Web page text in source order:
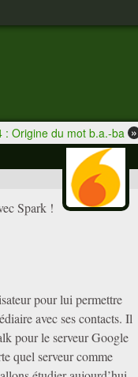
: Origine du mot b.a.-ba »
Spark !
pour lui permettre
avec ses contacts. Il
pour le serveur Google
quel serveur comme